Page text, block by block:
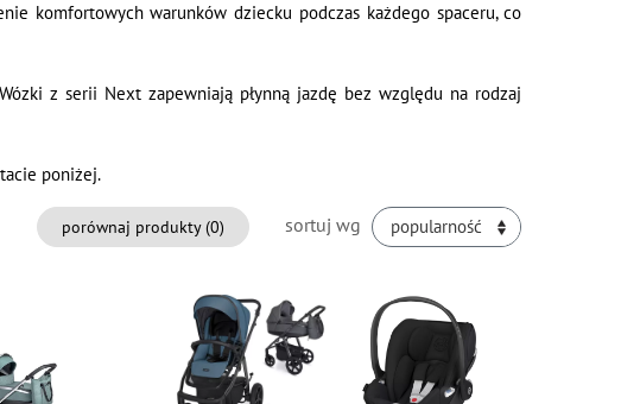
komfortowych warunków dziecku podczas każdego spaceru, co
z serii Next zapewniają płynną jazdę bez względu na rodzaj
poniżej.
sortuj wg popularność
porównaj produkty (0)